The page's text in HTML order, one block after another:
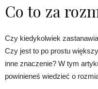
Co to za
Czy kiedykolwiek
Czy jest to po prostu
inne znaczenie? W tym
powinieneś wiedzieć o